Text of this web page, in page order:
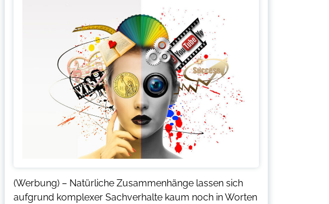
(Werbung) – Natürliche Zusammenhänge lassen sich
aufgrund komplexer Sachverhalte kaum noch in Worten